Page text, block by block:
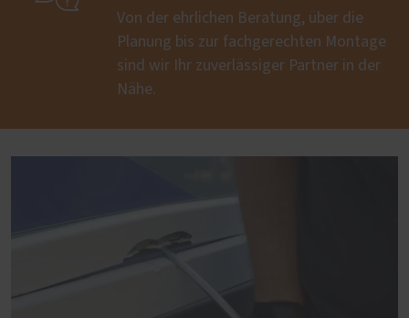
Von der ehrlichen Beratung, über die
Planung bis zur fachgerechten Montage
sind wir Ihr zuverlässiger Partner in der
Nähe.